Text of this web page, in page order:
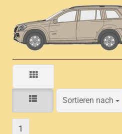
Sortieren nach
Sortieren nach
1